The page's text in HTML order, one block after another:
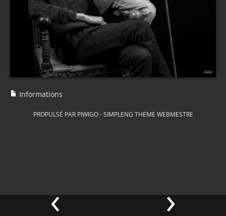
‹ ›
Informations
PROPULSÉ PAR PIWIGO-SIMPLENG THEME WEBMESTRE